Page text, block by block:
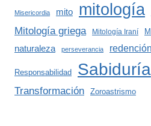
Misericordia mito mitología
Mitología griega Mitología Iraní
naturaleza perseverancia redención
Responsabilidad Sabiduría
Transformación Zoroastrismo